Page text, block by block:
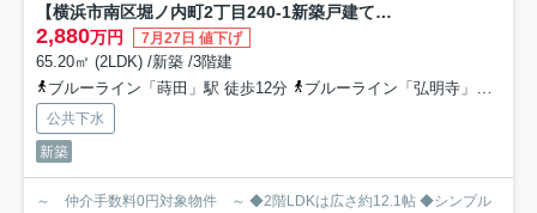
【横浜市南区堀ノ内町2丁目240-1新築戸建て】★仲介手数料無料★（蒔田小学校・蒔田中学校）
2,880万円 7月27日 値下げ
65.20㎡ (2LDK) /新築 /3階建
ブルーライン「蒔田」駅 徒歩12分
ブルーライン「弘明寺」駅 徒歩18分
公共下水
新築
～ 仲介手数料0円対象物件 ～ ◆2階LDKは広さ約12.1帖 ◆シンプル